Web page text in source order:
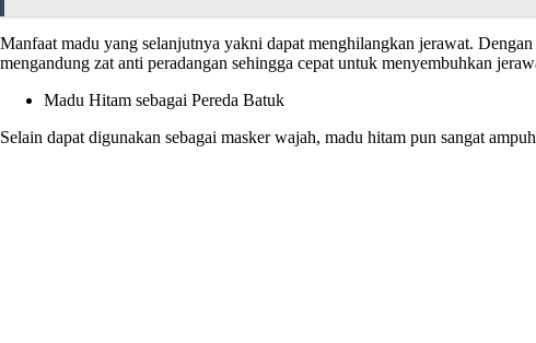
Manfaat madu yang selanjutnya yakni dapat menghilangkan jerawat.
mengandung zat anti peradangan sehingga cepat untuk menyembuhkan
Madu Hitam sebagai Pereda Batuk
Selain dapat digunakan sebagai masker wajah, madu hitam pun sangat